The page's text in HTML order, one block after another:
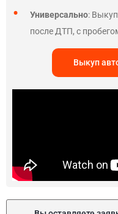
Универсально:
после ДТП, с
Выкуп